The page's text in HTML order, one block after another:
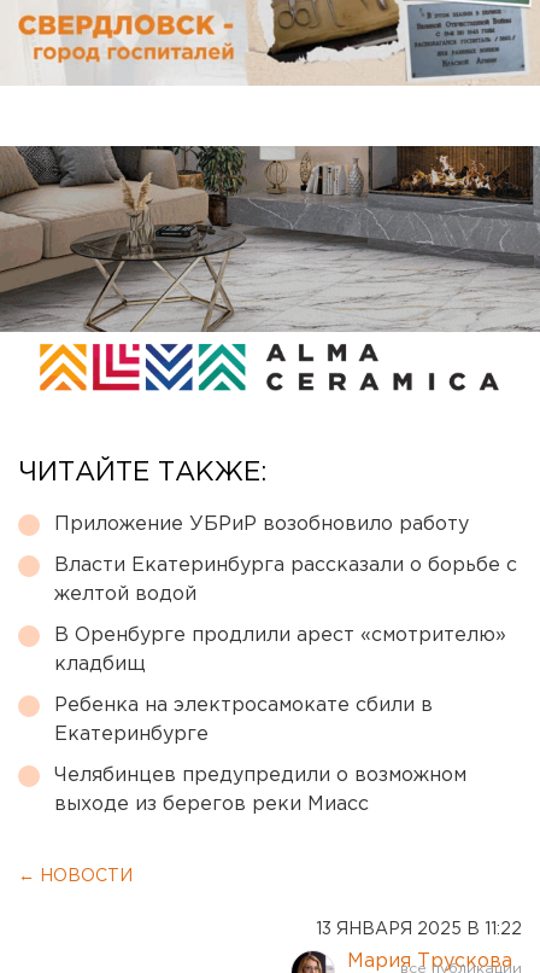
ЧИТАЙТЕ ТАКЖЕ:
Приложение УБРиР возобновило работу
Власти Екатеринбурга рассказали о борьбе с
желтой водой
В Оренбурге продлили арест «смотрителю»
кладбищ
Ребенка на электросамокате сбили в
Екатеринбурге
Челябинцев предупредили о возможном
выходе из берегов реки Миасс
← НОВОСТИ
13 ЯНВАРЯ 2025 В 11:22
Мария Трускова